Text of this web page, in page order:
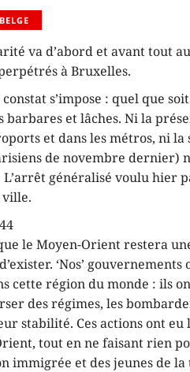
va d’abord et avant tout
à Bruxelles.
s’impose : quel que
barbares et lâches. Ni la
et dans les métros, ni
de novembre dernier)
généralisé voulu hier
le Moyen-Orient restera
‘Nos’
cette région du monde : ils
des régimes, les
stabilité. Ces actions ont eu
tout en ne faisant rien
immigrée et des jeunes de